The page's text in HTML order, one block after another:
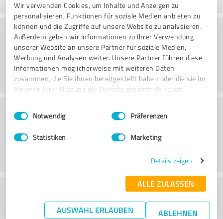
Wir verwenden Cookies, um Inhalte und Anzeigen zu
personalisieren, Funktionen für soziale Medien anbieten zu
können und die Zugriffe auf unsere Website zu analysieren.
Außerdem geben wir Informationen zu Ihrer Verwendung
unserer Website an unsere Partner für soziale Medien,
Werbung und Analysen weiter. Unsere Partner führen diese
Informationen möglicherweise mit weiteren Daten
zusammen, die Sie ihnen bereitgestellt haben oder die sie im
Rahmen Ihrer Nutzung der Dienste gesammelt haben.
Impressum Datenschutzbestimmungen
Einwilligungsauswahl
Notwendig Präferenzen
Statistiken Marketing
Details zeigen
ALLE ZULASSEN
AUSWAHL ERLAUBEN ABLEHNEN
Beratung
Kundenservice
Wie beurteilen Sie das
Preis-/Leistungsverhältnis?